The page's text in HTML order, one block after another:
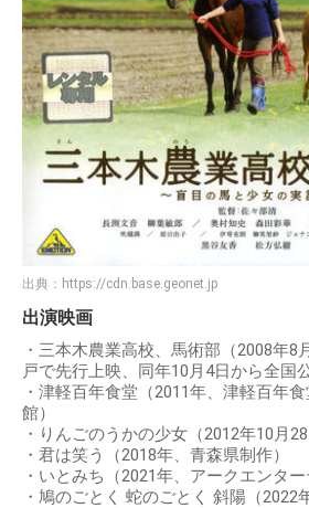
出典： https://cdn.base.geonet.jp
出演映画
・三本木農業高校、馬術部（2008年8
戸で先行上映、同年10月4日から全国公
・津軽百年食堂（2011年、津軽百年
館）
・りんごのうかの少女（2012年10月
・君は笑う（2018年、青森県制作）
・いとみち（2021年、アークエンター
・鳩のごとく 蛇のごとく 斜陽（2022